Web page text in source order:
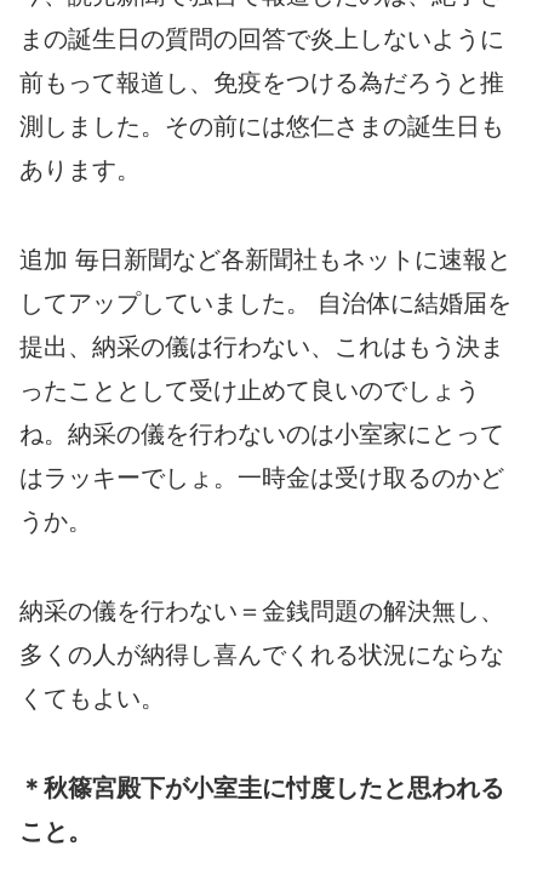
まの誕生日の質問の回答で炎上しないように
前もって報道し、免疫をつける為だろうと推
測しました。その前には悠仁さまの誕生日も
あります。
追加 毎日新聞など各新聞社もネットに速報と
してアップしていました。 自治体に結婚届を
提出、納采の儀は行わない、これはもう決ま
ったこととして受け止めて良いのでしょう
ね。納采の儀を行わないのは小室家にとって
はラッキーでしょ。一時金は受け取るのかど
うか。
納采の儀を行わない＝金銭問題の解決無し、
多くの人が納得し喜んでくれる状況にならな
くてもよい。
＊秋篠宮殿下が小室圭に忖度したと思われる
こと。